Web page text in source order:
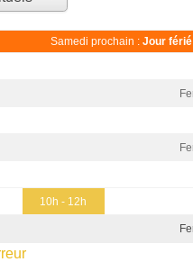
Samedi prochain : Jour
10h - 12h